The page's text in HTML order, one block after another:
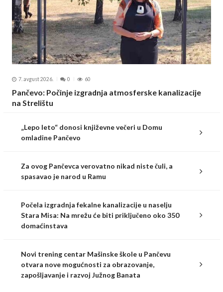
7. avgust 2026. 0 60
Pančevo: Počinje izgradnja atmosferske kanalizacije
na Strelištu
„Lepo leto“ donosi književne večeri u Domu
omladine Pančevo
Za ovog Pančevca verovatno nikad niste čuli, a
spasavao je narod u Ramu
Počela izgradnja fekalne kanalizacije u naselju
Stara Misa: Na mrežu će biti priključeno oko 350
domaćinstava
Novi trening centar Mašinske škole u Pančevu
otvara nove mogućnosti za obrazovanje,
zapošljavanje i razvoj Južnog Banata